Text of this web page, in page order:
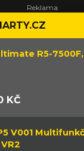
R5-
KČ
V001